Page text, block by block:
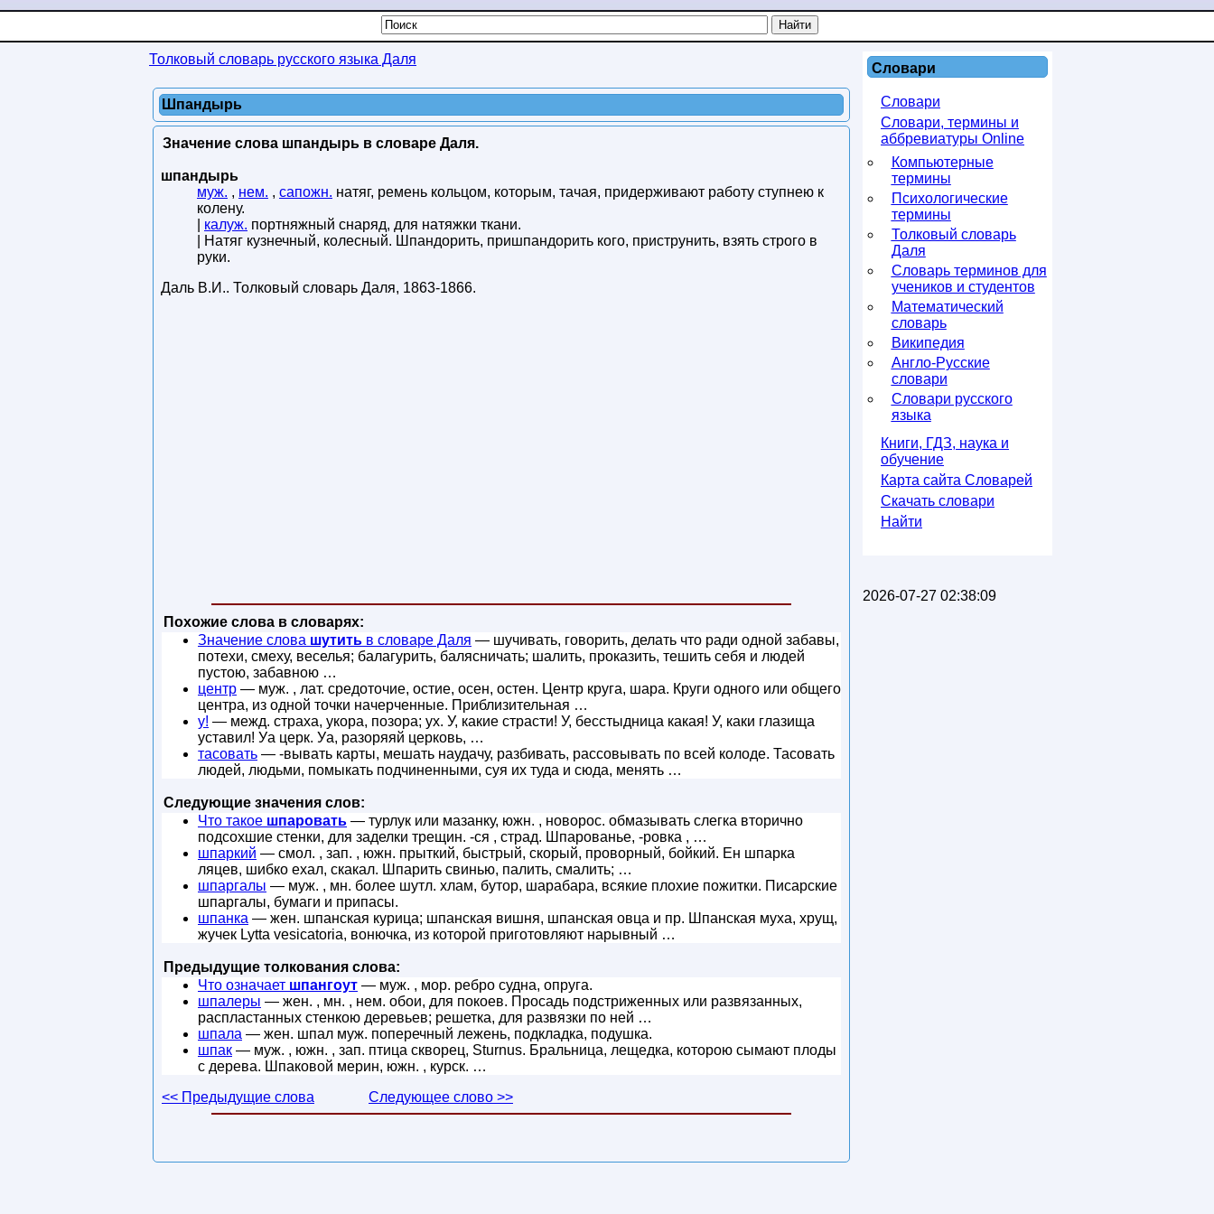
Толковый словарь русского языка Даля
Шпандырь
Значение слова шпандырь в словаре Даля.
шпандырь
муж. , нем. , сапожн. натяг, ремень кольцом, которым, тачая, придерживают работу ступнею к
колену.
калуж. портняжный снаряд, для натяжки ткани.
| Натяг кузнечный, колесный. Шпандорить, пришпандорить кого, приструнить, взять строго в
руки.
Даль В.И.. Толковый словарь Даля, 1863-1866.
Похожие слова в словарях:
Значение слова шутить в словаре Даля — шучивать, говорить, делать что ради одной забавы,
потехи, смеху, веселья; балагурить, балясничать; шалить, проказить, тешить себя и людей
пустою, забавною …
центр — муж. , лат. средоточие, остие, осен, остен. Центр круга, шара. Круги одного или общего
центра, из одной точки начерченные. Приблизительная …
у! — межд. страха, укора, позора; ух. У, какие страсти! У, бесстыдница какая! У, каки глазища
уставил! Уа церк. Уа, разоряяй церковь, …
тасовать — -вывать карты, мешать наудачу, разбивать, рассовывать по всей колоде. Тасовать
людей, людьми, помыкать подчиненными, суя их туда и сюда, менять …
Следующие значения слов:
Что такое шпаровать — турлук или мазанку, южн. , новорос. обмазывать слегка вторично
подсохшие стенки, для заделки трещин. -ся , страд. Шпарованье, -ровка , …
шпаркий — смол. , зап. , южн. прыткий, быстрый, скорый, проворный, бойкий. Ен шпарка
ляцев, шибко ехал, скакал. Шпарить свинью, палить, смалить; …
шпаргалы — муж. , мн. более шутл. хлам, бутор, шарабара, всякие плохие пожитки. Писарские
шпаргалы, бумаги и припасы.
шпанка — жен. шпанская курица; шпанская вишня, шпанская овца и пр. Шпанская муха, хрущ,
жучек Lytta vesicatoria, вонючка, из которой приготовляют нарывный …
Предыдущие толкования слова:
Что означает шпангоут — муж. , мор. ребро судна, опруга.
шпалеры — жен. , мн. , нем. обои, для покоев. Просадь подстриженных или развязанных,
распластанных стенкою деревьев; решетка, для развязки по ней …
шпала — жен. шпал муж. поперечный лежень, подкладка, подушка.
шпак — муж. , южн. , зап. птица скворец, Sturnus. Бральница, лещедка, которою сымают плоды
с дерева. Шпаковой мерин, южн. , курск. …
<< Предыдущие слова
Следующее слово >>
Словари
Словари
Словари, термины и
аббревиатуры Online
Компьютерные
термины
Психологические
термины
Толковый словарь
Даля
Словарь терминов для
учеников и студентов
Математический
словарь
Википедия
Англо-Русские
словари
Словари русского
языка
Книги, ГДЗ, наука и
обучение
Карта сайта Словарей
Скачать словари
Найти
2026-07-27 02:38:09